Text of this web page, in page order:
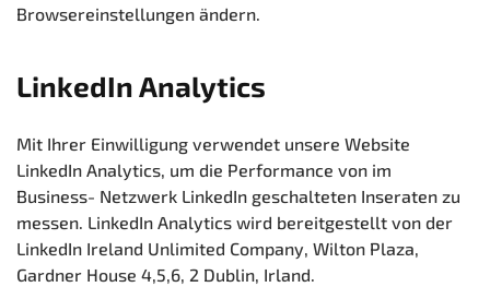
Browsereinstellungen ändern.
LinkedIn Analytics
Mit Ihrer Einwilligung verwendet unsere Website
LinkedIn Analytics, um die Performance von im
Business- Netzwerk LinkedIn geschalteten Inseraten zu
messen. LinkedIn Analytics wird bereitgestellt von der
LinkedIn Ireland Unlimited Company, Wilton Plaza,
Gardner House 4,5,6, 2 Dublin, Irland.